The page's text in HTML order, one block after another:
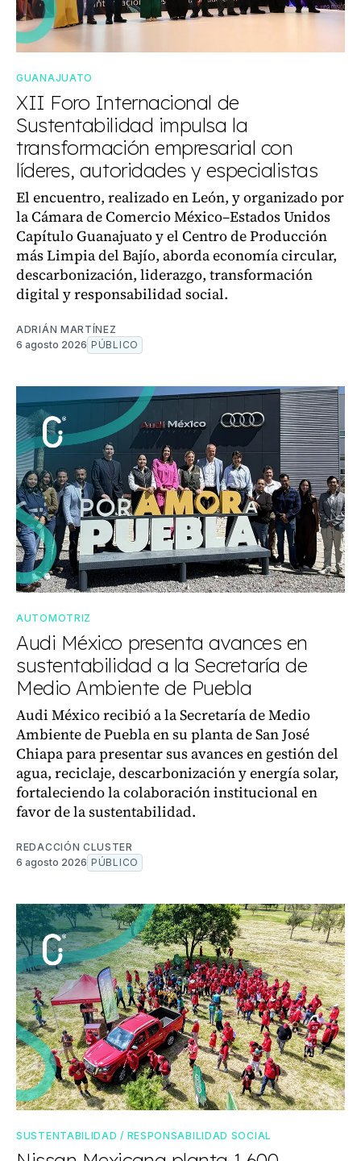
GUANAJUATO
XII Foro Internacional de
Sustentabilidad impulsa la
transformación empresarial con
líderes, autoridades y especialistas
El encuentro, realizado en León, y organizado por
la Cámara de Comercio México–Estados Unidos
Capítulo Guanajuato y el Centro de Producción
más Limpia del Bajío, aborda economía circular,
descarbonización, liderazgo, transformación
digital y responsabilidad social.
ADRIÁN MARTÍNEZ
6 agosto 2026 PÚBLICO
AUTOMOTRIZ
Audi México presenta avances en
sustentabilidad a la Secretaría de
Medio Ambiente de Puebla
Audi México recibió a la Secretaría de Medio
Ambiente de Puebla en su planta de San José
Chiapa para presentar sus avances en gestión del
agua, reciclaje, descarbonización y energía solar,
fortaleciendo la colaboración institucional en
favor de la sustentabilidad.
REDACCIÓN CLUSTER
6 agosto 2026 PÚBLICO
SUSTENTABILIDAD / RESPONSABILIDAD SOCIAL